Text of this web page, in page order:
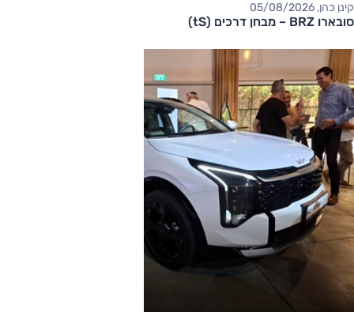
קינן כהן, 05/08/2026
סובארו BRZ – מבחן דרכים (tS)